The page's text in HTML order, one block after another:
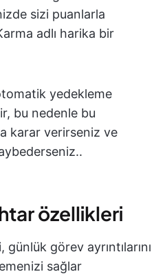
sizi puanlarla
adlı harika bir
yedekleme
bu nedenle bu
karar verirseniz ve
özellikleri
günlük görev ayrıntılarını
sağlar